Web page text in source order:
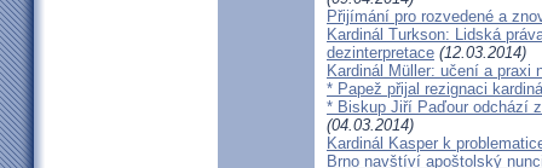
Přijímání pro rozvedené a
Kardinál Turkson: Lidská
dezinterpretace (12.03.2014)
Kardinál Müller: učení a praxi
* Papež přijal rezignaci
* Biskup Jiří Paďour odchází
(04.03.2014)
Kardinál Kasper k
Brno navštíví apoštolský